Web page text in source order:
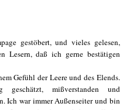
gestöbert, und vieles gelesen,
Lesern, daß ich gerne bestätigen
Gefühl der Leere und des Elends.
mißverstanden und
Ich war immer Außenseiter und bin